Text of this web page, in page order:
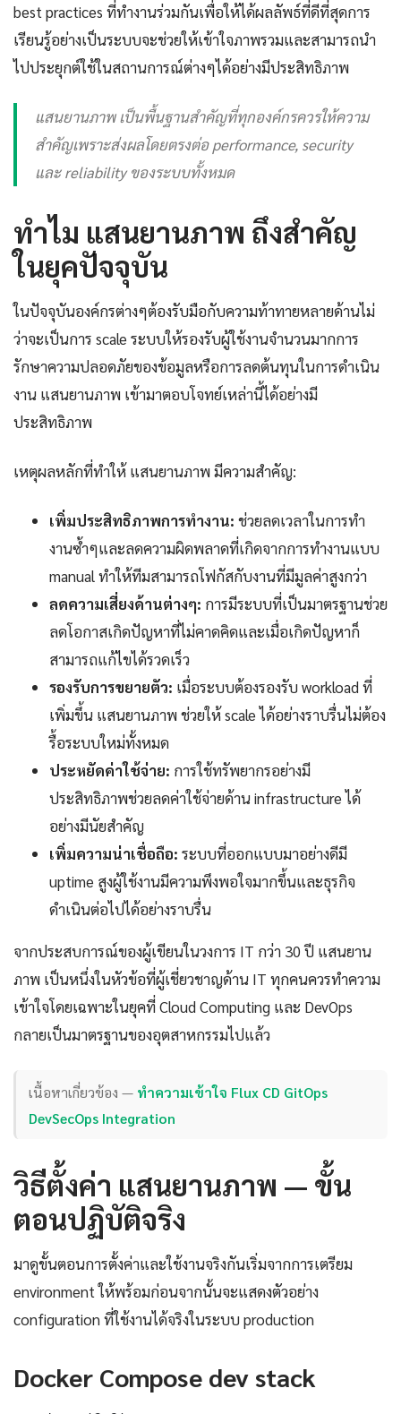
best practices ที่ทำงานร่วมกันเพื่อให้ได้ผลลัพธ์ที่ดีที่สุดการ
เรียนรู้อย่างเป็นระบบจะช่วยให้เข้าใจภาพรวมและสามารถนำ
ไปประยุกต์ใช้ในสถานการณ์ต่างๆได้อย่างมีประสิทธิภาพ
แสนยานภาพ เป็นพื้นฐานสำคัญที่ทุกองค์กรควรให้ความ
สำคัญเพราะส่งผลโดยตรงต่อ performance, security
และ reliability ของระบบทั้งหมด
ทำไม แสนยานภาพ ถึงสำคัญ
ในยุคปัจจุบัน
ในปัจจุบันองค์กรต่างๆต้องรับมือกับความท้าทายหลายด้านไม่
ว่าจะเป็นการ scale ระบบให้รองรับผู้ใช้งานจำนวนมากการ
รักษาความปลอดภัยของข้อมูลหรือการลดต้นทุนในการดำเนิน
งาน แสนยานภาพ เข้ามาตอบโจทย์เหล่านี้ได้อย่างมี
ประสิทธิภาพ
เหตุผลหลักที่ทำให้ แสนยานภาพ มีความสำคัญ:
เพิ่มประสิทธิภาพการทำงาน: ช่วยลดเวลาในการทำ
งานซ้ำๆและลดความผิดพลาดที่เกิดจากการทำงานแบบ
manual ทำให้ทีมสามารถโฟกัสกับงานที่มีมูลค่าสูงกว่า
ลดความเสี่ยงด้านต่างๆ: การมีระบบที่เป็นมาตรฐานช่วย
ลดโอกาสเกิดปัญหาที่ไม่คาดคิดและเมื่อเกิดปัญหาก็
สามารถแก้ไขได้รวดเร็ว
รองรับการขยายตัว: เมื่อระบบต้องรองรับ workload ที่
เพิ่มขึ้น แสนยานภาพ ช่วยให้ scale ได้อย่างราบรื่นไม่ต้อง
รื้อระบบใหม่ทั้งหมด
ประหยัดค่าใช้จ่าย: การใช้ทรัพยากรอย่างมี
ประสิทธิภาพช่วยลดค่าใช้จ่ายด้าน infrastructure ได้
อย่างมีนัยสำคัญ
เพิ่มความน่าเชื่อถือ: ระบบที่ออกแบบมาอย่างดีมี
uptime สูงผู้ใช้งานมีความพึงพอใจมากขึ้นและธุรกิจ
ดำเนินต่อไปได้อย่างราบรื่น
จากประสบการณ์ของผู้เขียนในวงการ IT กว่า 30 ปี แสนยาน
ภาพ เป็นหนึ่งในหัวข้อที่ผู้เชี่ยวชาญด้าน IT ทุกคนควรทำความ
เข้าใจโดยเฉพาะในยุคที่ Cloud Computing และ DevOps
กลายเป็นมาตรฐานของอุตสาหกรรมไปแล้ว
เนื้อหาเกี่ยวข้อง — ทำความเข้าใจ Flux CD GitOps
DevSecOps Integration
วิธีตั้งค่า แสนยานภาพ — ขั้น
ตอนปฏิบัติจริง
มาดูขั้นตอนการตั้งค่าและใช้งานจริงกันเริ่มจากการเตรียม
environment ให้พร้อมก่อนจากนั้นจะแสดงตัวอย่าง
configuration ที่ใช้งานได้จริงในระบบ production
Docker Compose dev stack